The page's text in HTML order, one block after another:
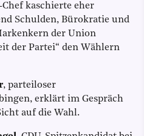
kaschierte eher
Schulden, Bürokratie und
der Union
der Partei“ den Wählern
, parteiloser
erklärt im Gespräch
auf die Wahl.